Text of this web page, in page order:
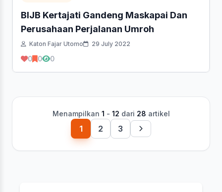
BIJB Kertajati Gandeng Maskapai Dan
Perusahaan Perjalanan Umroh
Katon Fajar Utomo 29 July 2022
0 0 0
Menampilkan 1 - 12 dari 28 artikel
1 2 3